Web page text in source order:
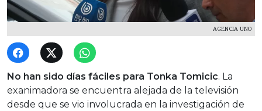
AGENCIA UNO
No han sido días fáciles para Tonka Tomicic. La
exanimadora se encuentra alejada de la televisión
desde que se vio involucrada en la investigación de